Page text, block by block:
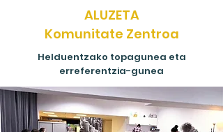
ALUZETA
Komunitate Zentroa
Helduentzako topagunea eta
erreferentzia-gunea